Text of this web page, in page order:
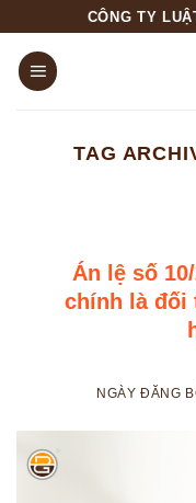
content
CÔNG TY
TAG
Án lệ số
chính là đối
NGÀY ĐĂNG